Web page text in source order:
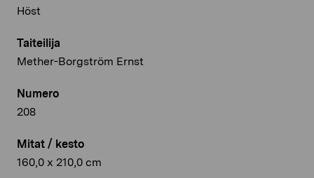
Höst
Taiteilija
Mether-Borgström Ernst
Numero
208
Mitat / kesto
160,0 x 210,0 cm